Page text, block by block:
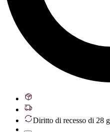
Diritto di recesso di 28